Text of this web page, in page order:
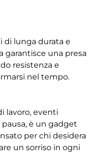
di lunga durata e
garantisce una presa
resistenza e
nel tempo.
lavoro, eventi
è un gadget
per chi desidera
un sorriso in ogni